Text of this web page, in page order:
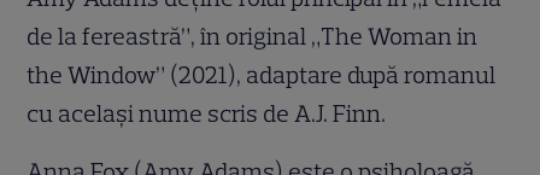
de la fereastră”, în original „The Woman in
the Window” (2021), adaptare după romanul
cu același nume scris de A.J. Finn.